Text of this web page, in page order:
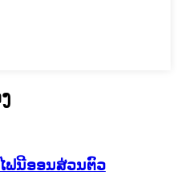
ຟນີອອນສ່ວນຕົວ